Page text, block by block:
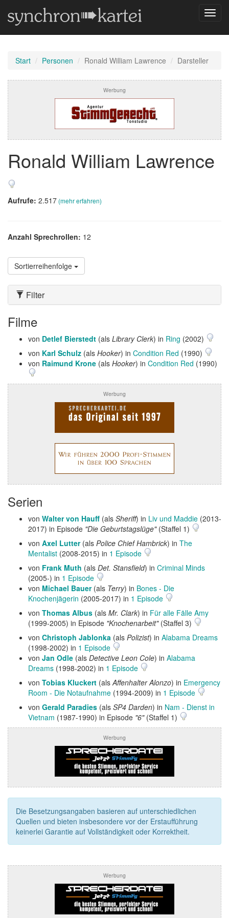
Start Personen Ronald William Lawrence Darsteller
Werbung
Ronald William Lawrence
Aufrufe: 2.517(mehr erfahren)
Anzahl Sprechrollen: 12
Sortierreihenfolge
Filter
Filme
von Detlef Bierstedt (als Library Clerk) in Ring (2002)
von Karl Schulz (als Hooker) in Condition Red (1990)
von Raimund Krone (als Hooker) in Condition Red (1990)
Werbung
Serien
von Walter von Hauff (als Sheriff) in Liv und Maddie (2013-
2017) in Episode "Die Geburtstagslüge"(Staffel 1)
von Axel Lutter(als Police Chief Hambrick) in The
Mentalist (2008-2015) in 1 Episode
von Frank Muth (als Det. Stansfield) in Criminal Minds
(2005-) in 1 Episode
von Michael Bauer(als Terry) in Bones - Die
Knochenjägerin (2005-2017) in 1 Episode
von Thomas Albus (als Mr. Clark) in Für alle Fälle Amy
(1999-2005) in Episode "Knochenarbeit"(Staffel 3)
von Christoph Jablonka (als Polizist) in Alabama Dreams
(1998-2002) in 1 Episode
von Jan Odle (als Detective Leon Cole) in Alabama
Dreams (1998-2002) in 1 Episode
von Tobias Kluckert (alsAffenhalter Alonzo) in Emergency
Room - Die Notaufnahme (1994-2009) in 1 Episode
von Gerald Paradies (als SP4 Darden) in Nam - Dienst in
Vietnam (1987-1990) in Episode "6"(Staffel 1)
Werbung
Die Besetzungsangaben basieren auf unterschiedlichen
Quellen und bieten insbesondere vor der Erstaufführung
keinerlei Garantie auf Vollständigkeit oder Korrektheit.
Werbung